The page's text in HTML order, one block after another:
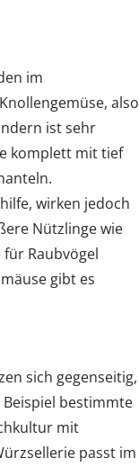
im
also
ist sehr
komplett mit tief
wirken jedoch
Nützlinge wie
Raubvögel
gibt es
sich gegenseitig,
bestimmte
mit
passt im